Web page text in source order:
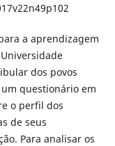
a aprendizagem
dos povos
questionário em
o perfil dos
de seus
Para analisar os